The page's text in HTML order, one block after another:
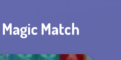
Magic Match